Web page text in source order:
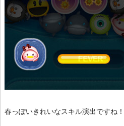
春っぽいきれいなスキル演出ですね！